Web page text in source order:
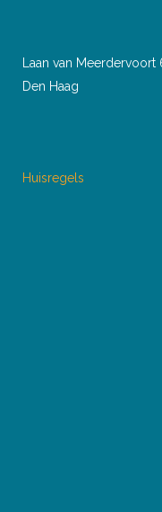
Laan van Meerdervoort
Den Haag
Huisregels